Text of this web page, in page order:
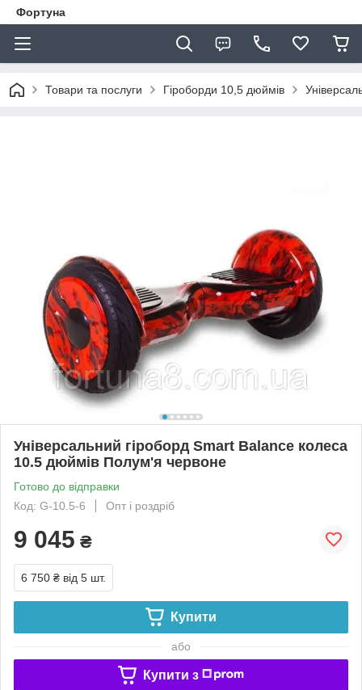
Фортуна
Товари та послуги Гіроборди 10,5 дюймів
Універсальний гіроборд Smart Balance колеса
10.5 дюймів Полум'я червоне
Готово до відправки
Код: G-10.5-6
Опт і роздріб
9 045 ₴
6 750 ₴ від 5 шт.
Купити
або
Купити з